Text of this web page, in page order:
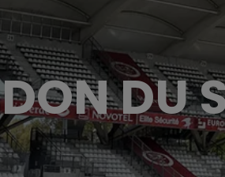
DON DU